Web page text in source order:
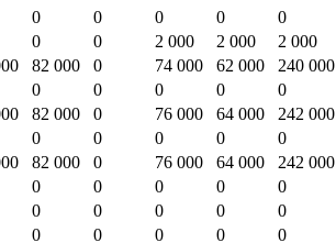
0 0 0 0 0
0 0 2 000 2 000 2 000
82 000 0 74 000 62 000 240 000
0 0 0 0 0
82 000 0 76 000 64 000 242 000
0 0 0 0 0
82 000 0 76 000 64 000 242 000
0 0 0 0 0
0 0 0 0 0
0 0 0 0 0